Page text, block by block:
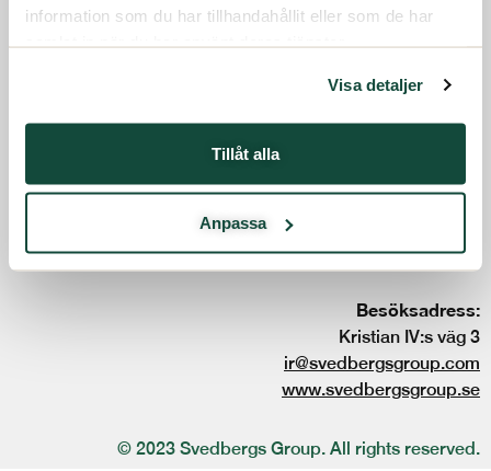
information som du har tillhandahållit eller som de har
samlat in när du har använt deras tjänster.
Visa detaljer
Tillåt alla
Anpassa
Svenska
Svedbergs Group
301 18 HALMSTAD
Besöksadress:
Kristian IV:s väg 3
ir@svedbergsgroup.com
www.svedbergsgroup.se
© 2023 Svedbergs Group. All rights reserved.